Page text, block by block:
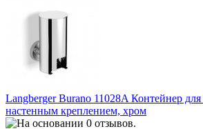
Langberger Burano 11028A Контейнер
настенным креплением, хром